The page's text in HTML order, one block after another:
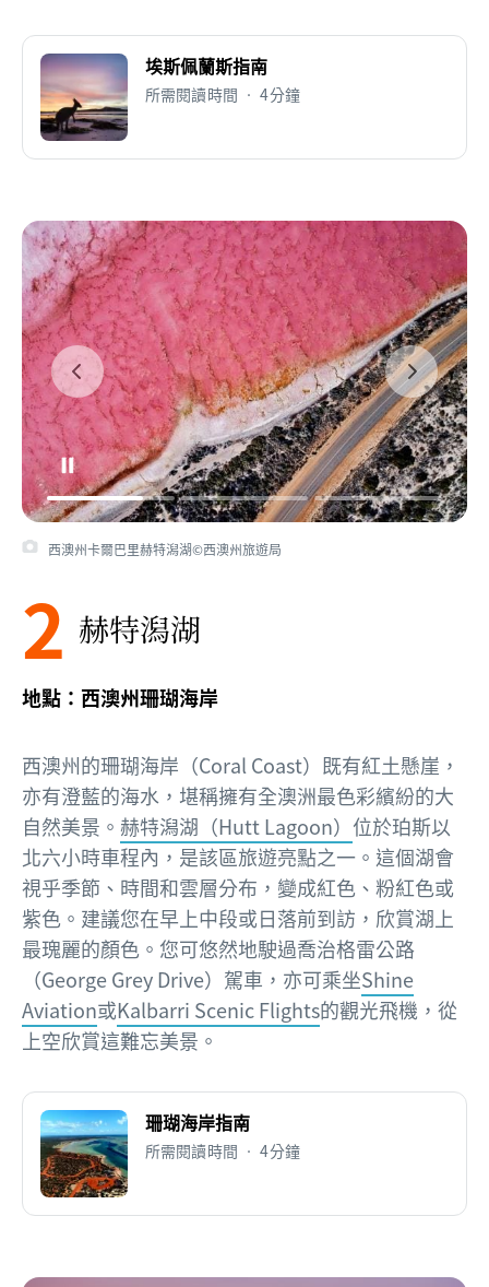
埃斯佩蘭斯指南
所需閱讀時間 • 4分鐘
西澳州卡爾巴里赫特潟湖©西澳州旅遊局
2 赫特潟湖
地點：西澳州珊瑚海岸
西澳州的珊瑚海岸（Coral Coast）既有紅土懸崖，
亦有澄藍的海水，堪稱擁有全澳洲最色彩繽紛的大
自然美景。 赫特潟湖（Hutt Lagoon） 位於珀斯以
北六小時車程內，是該區旅遊亮點之一。這個湖會
視乎季節、時間和雲層分布，變成紅色、粉紅色或
紫色。建議您在早上中段或日落前到訪，欣賞湖上
最瑰麗的顏色。您可悠然地駛過喬治格雷公路
（George Grey Drive）駕車，亦可乘坐Shine
Aviation或Kalbarri Scenic Flights的觀光飛機，從
上空欣賞這難忘美景。
珊瑚海岸指南
所需閱讀時間 • 4分鐘